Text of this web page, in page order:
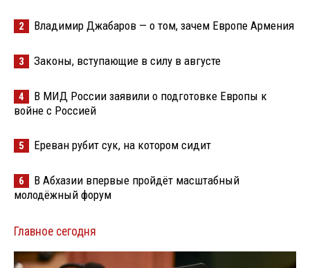
2 Владимир Джабаров — о том, зачем Европе Армения
3 Законы, вступающие в силу в августе
4
В МИД России заявили о подготовке Европы к
войне с Россией
5 Ереван рубит сук, на котором сидит
6
В Абхазии впервые пройдёт масштабный
молодёжный форум
Главное сегодня